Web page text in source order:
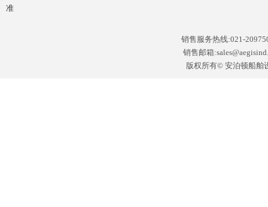
准
销售服务热线:021-
销售邮箱
版权所有© 安泊顿船